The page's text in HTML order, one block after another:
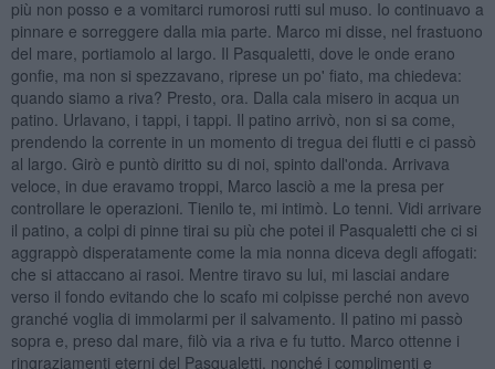
più non posso e a vomitarci rumorosi rutti sul muso. Io continuavo a
pinnare e sorreggere dalla mia parte. Marco mi disse, nel frastuono
del mare, portiamolo al largo. Il Pasqualetti, dove le onde erano
gonfie, ma non si spezzavano, riprese un po' fiato, ma chiedeva:
quando siamo a riva? Presto, ora. Dalla cala misero in acqua un
patino. Urlavano, i tappi, i tappi. Il patino arrivò, non si sa come,
prendendo la corrente in un momento di tregua dei flutti e ci passò
al largo. Girò e puntò diritto su di noi, spinto dall'onda. Arrivava
veloce, in due eravamo troppi, Marco lasciò a me la presa per
controllare le operazioni. Tienilo te, mi intimò. Lo tenni. Vidi arrivare
il patino, a colpi di pinne tirai su più che potei il Pasqualetti che ci si
aggrappò disperatamente come la mia nonna diceva degli affogati:
che si attaccano ai rasoi. Mentre tiravo su lui, mi lasciai andare
verso il fondo evitando che lo scafo mi colpisse perché non avevo
granché voglia di immolarmi per il salvamento. Il patino mi passò
sopra e, preso dal mare, filò via a riva e fu tutto. Marco ottenne i
ringraziamenti eterni del Pasqualetti, nonché i complimenti e